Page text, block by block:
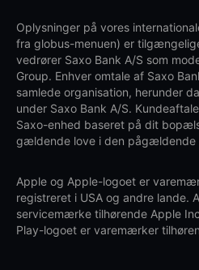
Oplysninger på vores
fra globus-menuen) er
vedrører Saxo Bank A/S som
Group. Enhver omtale af Saxo
samlede organisation, herunder
under Saxo Bank A/S.
Saxo-enhed baseret på dit
gældende love i den pågældende
Apple og Apple-logoet er
registreret i USA og andre lande.
servicemærke tilhørende Apple
Play-logoet er varemærker